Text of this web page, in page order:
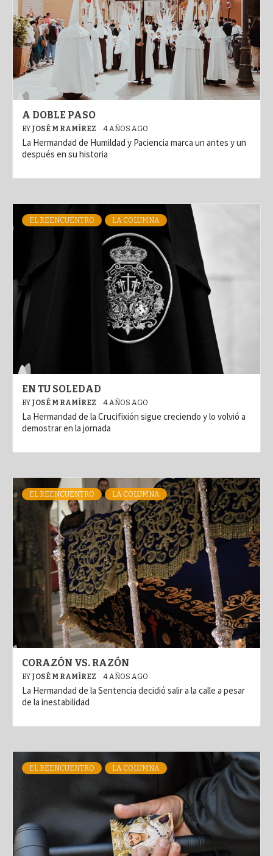
A DOBLE PASO
BY JOSÉ M RAMÍREZ 4 AÑOS AGO
La Hermandad de Humildad y Paciencia marca un antes y un
después en su historia
EL REENCUENTRO LA COLUMNA
EN TU SOLEDAD
BY JOSÉ M RAMÍREZ 4 AÑOS AGO
La Hermandad de la Crucifixión sigue creciendo y lo volvió a
demostrar en la jornada
EL REENCUENTRO LA COLUMNA
CORAZÓN VS. RAZÓN
BY JOSÉ M RAMÍREZ 4 AÑOS AGO
La Hermandad de la Sentencia decidió salir a la calle a pesar
de la inestabilidad
EL REENCUENTRO LA COLUMNA